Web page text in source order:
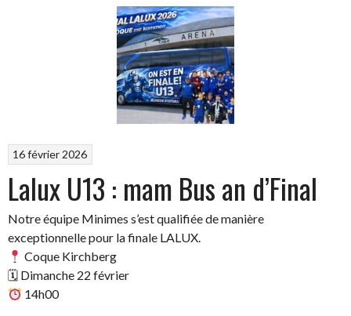
16 février 2026
Lalux U13 : mam Bus an d’Final
Notre équipe Minimes s’est qualifiée de manière
exceptionnelle pour la finale LALUX.
Coque Kirchberg
🗓 Dimanche 22 février
14h00